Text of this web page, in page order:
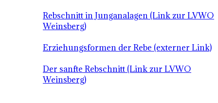
Rebschnitt in Junganalagen (Link zur LVWO
Weinsberg)
Erziehungsformen der Rebe (externer Link)
Der sanfte Rebschnitt (Link zur LVWO
Weinsberg)